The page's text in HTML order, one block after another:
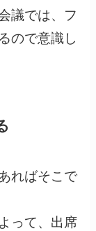
議では、フ
ので意識し
ればそこで
って、出席